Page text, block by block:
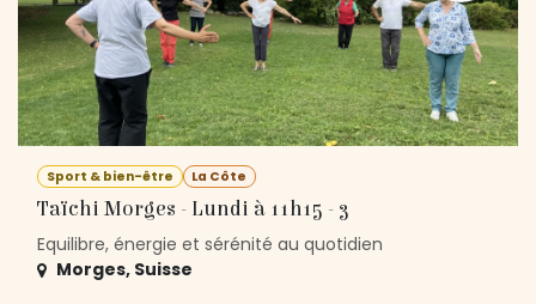
Sport & bien-être La Côte
Taïchi Morges - Lundi à 11h15 - 3
Equilibre, énergie et sérénité au quotidien
Morges, Suisse